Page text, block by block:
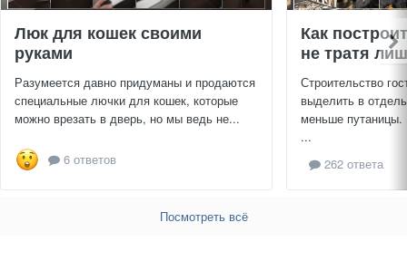
Люк для кошек своими
руками
Разумеется давно придуманы и продаются
специальные лючки для кошек, которые
можно врезать в дверь, но мы ведь не...
6 ответов
Как
не тратя
Строительство
выделить в
меньше путаницы.
...
262 ответа
Посмотреть всё